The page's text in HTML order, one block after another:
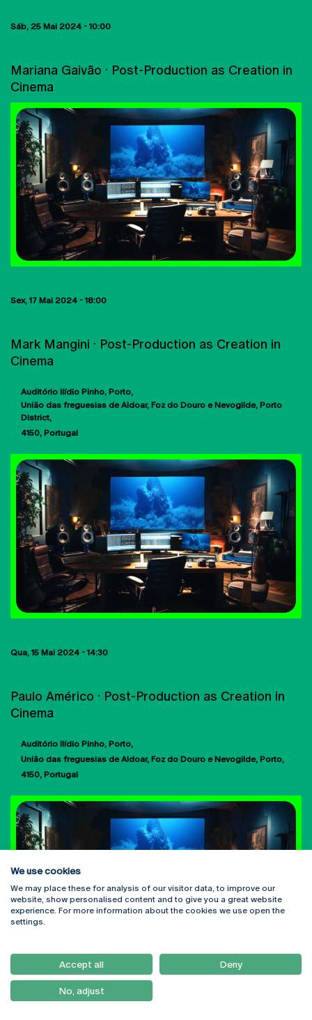
Sáb, 25 Mai 2024 - 10:00
Mariana Gaivão · Post-Production as Creation in
Cinema
Sex, 17 Mai 2024 - 18:00
Mark Mangini · Post-Production as Creation in
Cinema
Auditório Ilídio Pinho Porto
União das freguesias de Aldoar, Foz do Douro e Nevogilde, Porto
District
4150 Portugal
Qua, 15 Mai 2024 - 14:30
Paulo Américo · Post-Production as Creation in
Cinema
Auditório Ilídio Pinho Porto
União das freguesias de Aldoar, Foz do Douro e Nevogilde, Porto
4150 Portugal
Qua, 08 Mai 2024 - 09:30
We use cookies
We may place these for analysis of our visitor data, to improve our
website, show personalised content and to give you a great website
experience. For more information about the cookies we use open the
settings.
Accept all Deny
No, adjust